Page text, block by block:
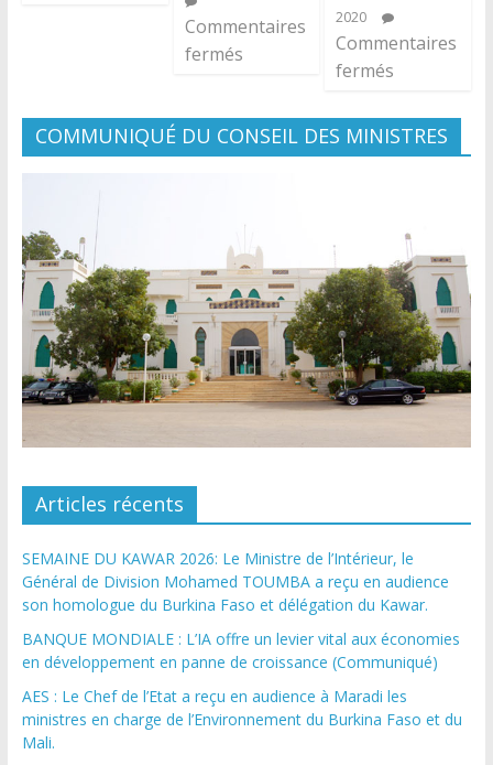
Commentaires
fermés
2020
Commentaires
fermés
COMMUNIQUÉ DU CONSEIL DES MINISTRES
Articles récents
SEMAINE DU KAWAR 2026: Le Ministre de l’Intérieur, le
Général de Division Mohamed TOUMBA a reçu en audience
son homologue du Burkina Faso et délégation du Kawar.
BANQUE MONDIALE : L’IA offre un levier vital aux économies
en développement en panne de croissance (Communiqué)
AES : Le Chef de l’Etat a reçu en audience à Maradi les
ministres en charge de l’Environnement du Burkina Faso et du
Mali.